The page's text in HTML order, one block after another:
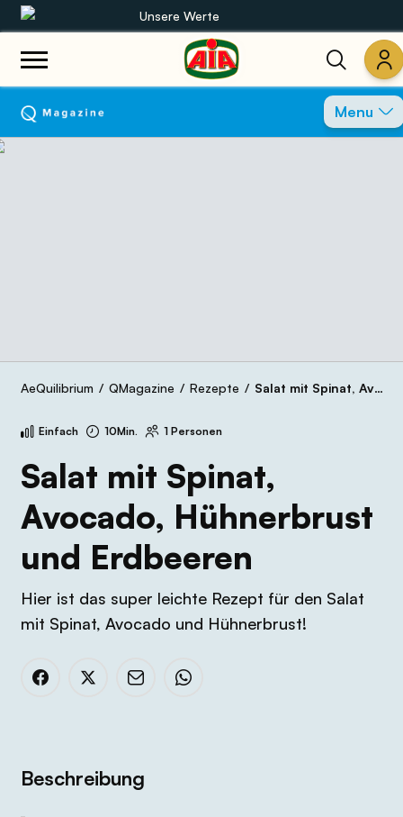
Unsere Werte
Unsere Sortimente
Rezepte
Menu
AeQuilibrium QMagazine Rezepte Salat mit Spinat, Avocado, Hühnerbrust und Erdbeeren
Einfach 10Min. 1 Personen
Salat mit Spinat,
Avocado, Hühnerbrust
und Erdbeeren
Hier ist das super leichte Rezept für den Salat
mit Spinat, Avocado und Hühnerbrust!
Beschreibung